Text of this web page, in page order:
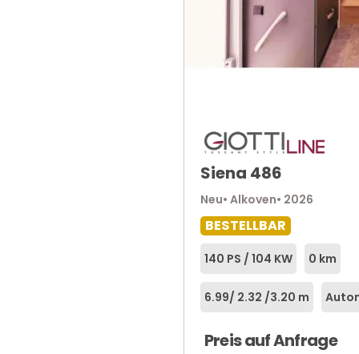
Siena 486
Neu• Alkoven• 2026
BESTELLBAR
140 PS / 104 KW 0 km
6.99/ 2.32 /3.20 m
Preis auf Anfrage